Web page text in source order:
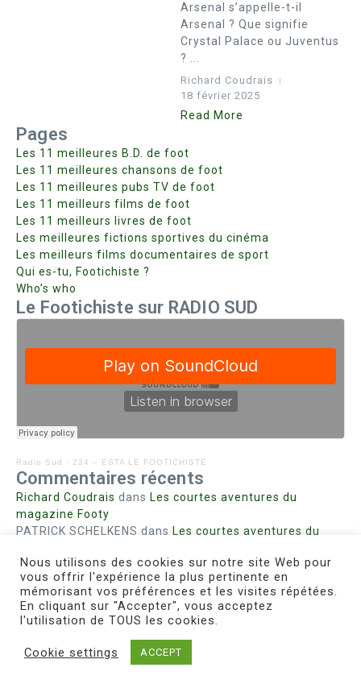
Arsenal s’appelle-t-il
Arsenal ? Que signifie
Crystal Palace ou Juventus
? ...
Richard Coudrais
18 février 2025
Read More
Pages
Les 11 meilleures B.D. de foot
Les 11 meilleures chansons de foot
Les 11 meilleures pubs TV de foot
Les 11 meilleurs films de foot
Les 11 meilleurs livres de foot
Les meilleures fictions sportives du cinéma
Les meilleurs films documentaires de sport
Qui es-tu, Footichiste ?
Who’s who
Le Footichiste sur RADIO SUD
Radio Sud · 234 – ESTA LE FOOTICHISTE
Commentaires récents
Richard Coudrais dans Les courtes aventures du
magazine Footy
PATRICK SCHELKENS dans Les courtes aventures du
Bohn fabiennedans Intrigues sanglantes à Mulhouse
Steph. RUTA dansLust for Nice
MIRMANDdansPieds agiles et champignons
Copyright © 2026 Le Footichiste | Réalisé par
Nous utilisons des cookies sur notre site Web pour
vous offrir l'expérience la plus pertinente en
mémorisant vos préférences et les visites répétées.
En cliquant sur "Accepter", vous acceptez
l'utilisation de TOUS les cookies.
Cookie settings ACCEPT